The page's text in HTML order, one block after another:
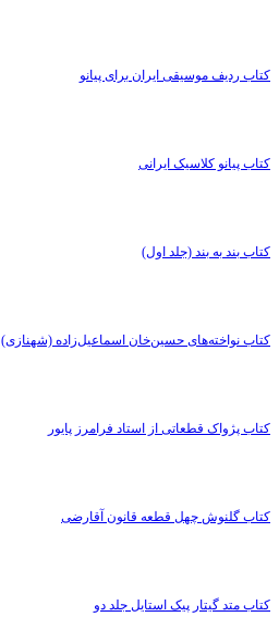
کتاب ردیف موسیقی ایران برای پیانو
کتاب پیانو کلاسیک ایرانی
کتاب بند به بند (جلد اول)
کتاب نواخته‌های حسین‌خان اسماعیل‌زاده (شهنازی)
کتاب پژواک قطعاتی از استاد فرامرز پایور
کتاب گلنوش چهل قطعه قانون آقارضی
کتاب متد گیتار پیک استایل جلد دو